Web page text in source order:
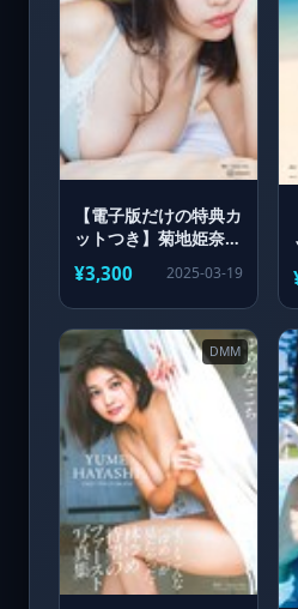
【電子版だけの特典カ
ットつき】菊地姫奈写
真集「memory」
¥3,300 2025-03-19
DMM